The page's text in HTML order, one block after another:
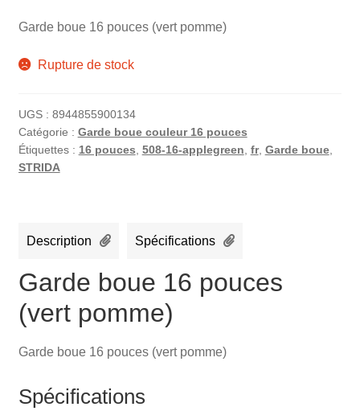
Garde boue 16 pouces (vert pomme)
Rupture de stock
UGS : 8944855900134
Catégorie : Garde boue couleur 16 pouces
Étiquettes : 16 pouces 508-16-applegreen fr, Garde boue,
STRIDA
Description Spécifications
Garde boue 16 pouces
(vert pomme)
Garde boue 16 pouces (vert pomme)
Spécifications